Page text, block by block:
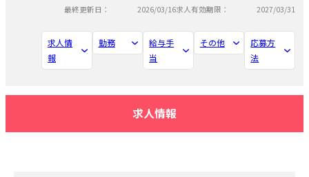
最終更新日： 2026/03/16求人有効期限： 2027/03/31
求人情
報
勤務
給与手
当
その他
応募方
法
求人情報